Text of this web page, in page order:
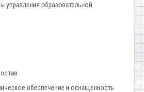
управления образовательной
обеспечение и оснащенность